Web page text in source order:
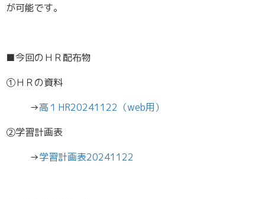
が可能です。
■今回のＨＲ配布物
①ＨＲの資料
→高１HR20241122（web用）
②学習計画表
→学習計画表20241122